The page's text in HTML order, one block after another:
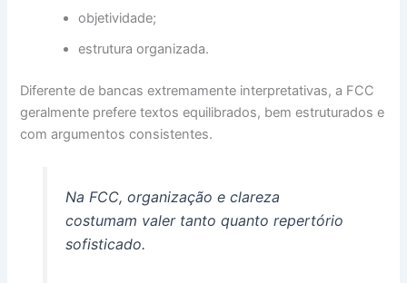
objetividade;
estrutura organizada.
Diferente de bancas extremamente interpretativas, a FCC
geralmente prefere textos equilibrados, bem estruturados e
com argumentos consistentes.
Na FCC, organização e clareza
costumam valer tanto quanto repertório
sofisticado.